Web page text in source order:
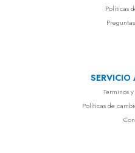
Políticas
SERVICIO
Terminos
Políticas de